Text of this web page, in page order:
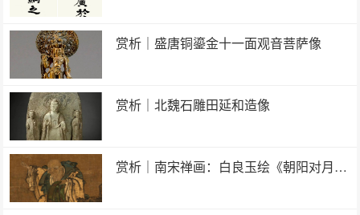
赏析｜盛唐铜鎏金十一面观音菩萨像
赏析｜北魏石雕田延和造像
赏析｜南宋禅画：白良玉绘《朝阳对月图》